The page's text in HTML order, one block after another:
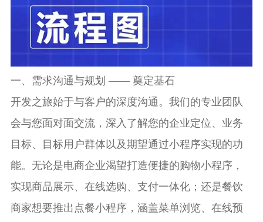
一、需求沟通与规划 —— 奠定基石
开发之旅始于与客户的深度沟通。我们的专业团队
会与您面对面交流，深入了解您的企业定位、业务
目标、目标用户群体以及期望通过小程序实现的功
能。无论是电商企业渴望打造便捷的购物小程序，
实现商品展示、在线选购、支付一体化；还是餐饮
商家想要推出点餐小程序，涵盖菜单浏览、在线预